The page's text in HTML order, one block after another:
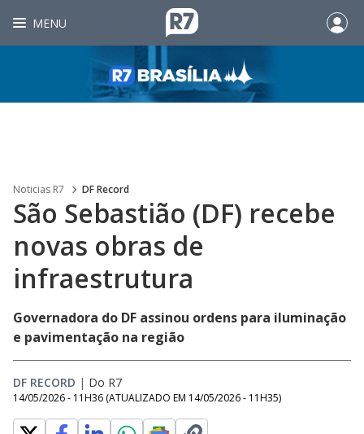
MENU
Noticias R7 DF Record
São Sebastião (DF) recebe
novas obras de
infraestrutura
Governadora do DF assinou ordens para iluminação
e pavimentação na região
DF RECORD | Do R7
14/05/2026 - 11H36 (ATUALIZADO EM 14/05/2026 - 11H35)